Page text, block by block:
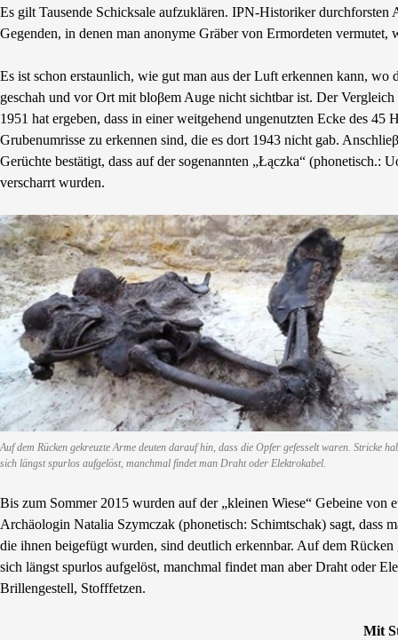
Es gilt Tausende Schicksale aufzuklären. IPN-Historiker
Gegenden, in denen man anonyme Gräber von Ermordeten vermutet,
Es ist schon erstaunlich, wie gut man aus der Luft erkennen kann, wo
geschah und vor Ort mit bloβem Auge nicht sichtbar ist. Der
1951 hat ergeben, dass in einer weitgehend ungenutzten Ecke des
Grubenumrisse zu erkennen sind, die es dort 1943 nicht gab.
Gerüchte bestätigt, dass auf der sogenannten „Łączka“ (phonetisch.:
verscharrt wurden.
Auf dem Rücken gekreuzte Arme deuten darauf hin, dass die Opfer gefesselt waren. Stricke
sich längst spurlos aufgelöst, manchmal findet man Draht oder Elektrokabel.
Bis zum Sommer 2015 wurden auf der „kleinen Wiese“ Gebeine
Archäologin Natalia Szymczak (phonetisch: Schimtschak) sagt, dass
die ihnen beigefügt wurden, sind deutlich erkennbar. Auf dem
sich längst spurlos aufgelöst, manchmal findet man aber Draht oder
Brillengestell, Stofffetzen.
Mit